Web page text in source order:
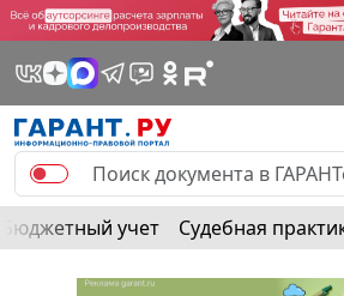
Бюджетный учет Судебная